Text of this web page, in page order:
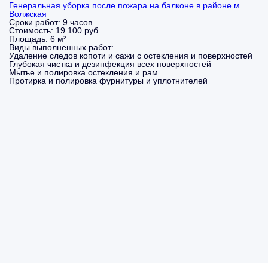
Генеральная уборка после пожара на балконе в районе м.
Волжская
Сроки работ: 9 часов
Стоимость: 19.100 руб
Площадь: 6 м²
Виды выполненных работ:
Удаление следов копоти и сажи с остекления и поверхностей
Глубокая чистка и дезинфекция всех поверхностей
Мытье и полировка остекления и рам
Протирка и полировка фурнитуры и уплотнителей